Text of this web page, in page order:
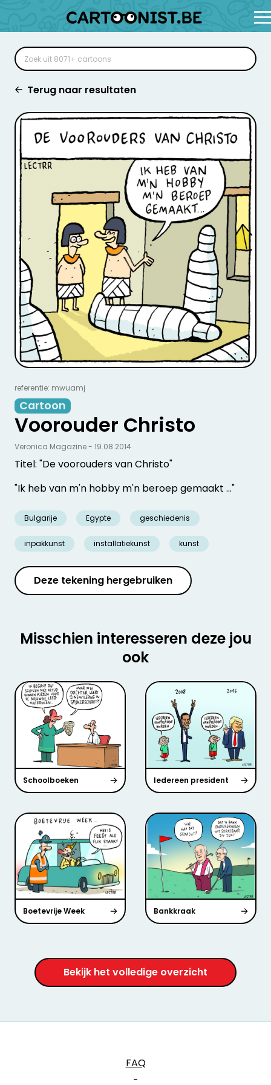
Terug naar resultaten
referentie: mwuamj
Cartoon
Voorouder Christo
Titel: "De voorouders van Christo"
"Ik heb van m'n hobby m'n beroep gemaakt ..."
Bulgarije Egypte geschiedenis
inpakkunst installatiekunst kunst
Veronica Magazine - 19.08.2014
Deze tekening hergebruiken
Misschien interesseren deze jou
ook
Schoolboeken Iedereen president
Boetevrije Week Bankkraak
Bekijk het volledige overzicht
FAQ
-